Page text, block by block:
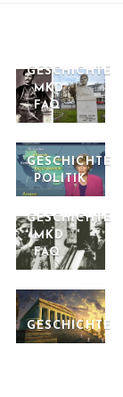
GESCHICHTE
MKD
FAQ
GESCHICHTE
POLITIK
GESCHICHTE
MKD
FAQ
GESCHICHTE